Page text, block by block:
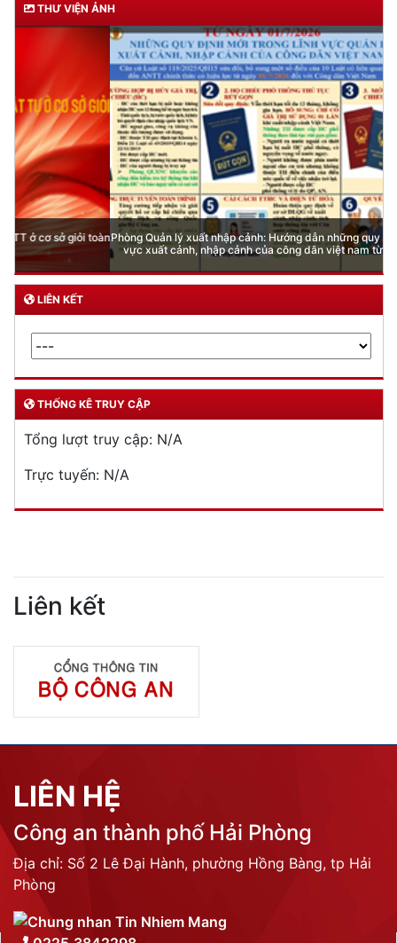
THƯ VIỆN ẢNH
Phòng Quản lý xuất nhập cảnh: Hướng dẫn những quy định mới trong lĩnh
vực xuất cảnh, nhập cảnh của công dân việt nam từ ngày 01/7/2026
LIÊN KẾT
THỐNG KÊ TRUY CẬP
Tổng lượt truy cập: N/A
Trực tuyến: N/A
Liên kết
LIÊN HỆ
Công an thành phố Hải Phòng
Địa chỉ: Số 2 Lê Đại Hành, phường Hồng Bàng, tp Hải
Phòng